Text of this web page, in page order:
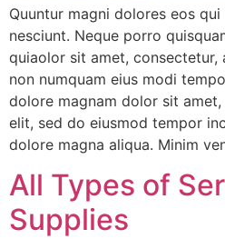
Quuntur magni dolores eos
nesciunt. Neque porro
quiaolor sit amet, consectetur,
non numquam eius modi
dolore magnam dolor sit
elit, sed do eiusmod tempor
dolore magna aliqua. Minim
All Types of
Supplies